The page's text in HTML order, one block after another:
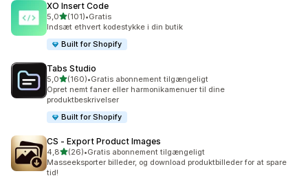
XO Insert Code
5,0ud af 5 stjerner
(101)
101 anmeldelser i alt
•Gratis
Indsæt ethvert kodestykke i din butik
Built for Shopify
Tabs Studio
5,0ud af 5 stjerner
(160)
160 anmeldelser i alt
•Gratis abonnement tilgængeligt
Opret nemt faner eller harmonikamenuer til dine
produktbeskrivelser
Built for Shopify
CS ‑ Export Product Images
4,8ud af 5 stjerner
(26)
26 anmeldelser i alt
•Gratis abonnement tilgængeligt
Masseeksporter billeder, og download produktbilleder for at spare
tid!